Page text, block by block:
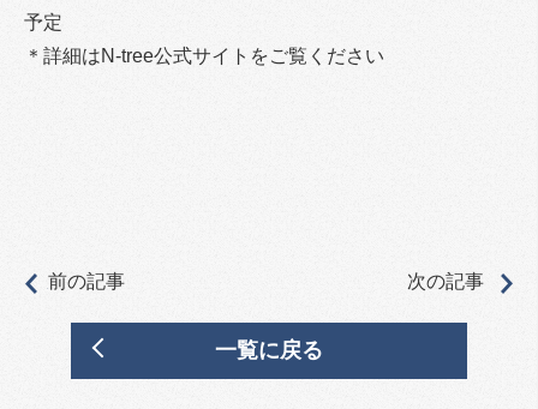
予定
＊詳細はN-tree公式サイトをご覧ください
前の記事 次の記事
一覧に戻る